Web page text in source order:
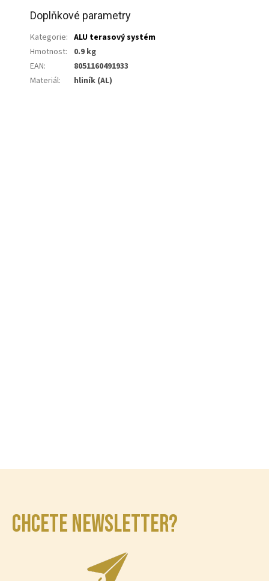
Doplňkové parametry
Kategorie: ALU terasový systém
Hmotnost:
0.9 kg
EAN:
8051160491933
Materiál: hliník (AL)
CHCETE NEWSLETTER?